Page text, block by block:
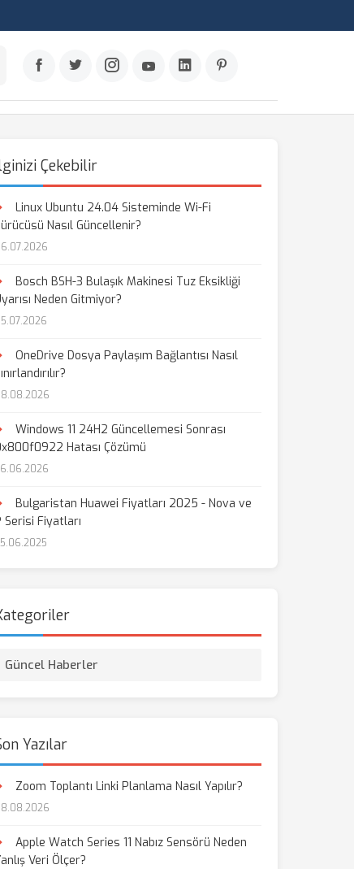
Çekebilir
Linux Ubuntu 24.04 Sisteminde Wi-Fi
Nasıl Güncellenir?
Bosch BSH-3 Bulaşık Makinesi Tuz Eksikliği
Neden Gitmiyor?
OneDrive Dosya Paylaşım Bağlantısı Nasıl
Windows 11 24H2 Güncellemesi Sonrası
Hatası Çözümü
Bulgaristan Huawei Fiyatları 2025 - Nova ve
Serisi Fiyatları
Güncel Haberler
Yazılar
Zoom Toplantı Linki Planlama Nasıl Yapılır?
Apple Watch Series 11 Nabız Sensörü Neden
Veri Ölçer?